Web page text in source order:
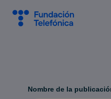
Nombre de la